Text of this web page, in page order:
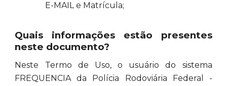
E-MAIL e Matrícula;
Quais informações estão presentes
neste documento?
Neste Termo de Uso, o usuário do sistema
FREQUENCIA da Polícia Rodoviária Federal -